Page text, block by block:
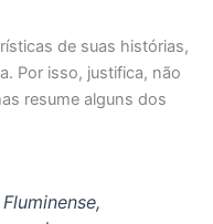
de suas histórias,
Por isso, justifica, não
resume alguns dos